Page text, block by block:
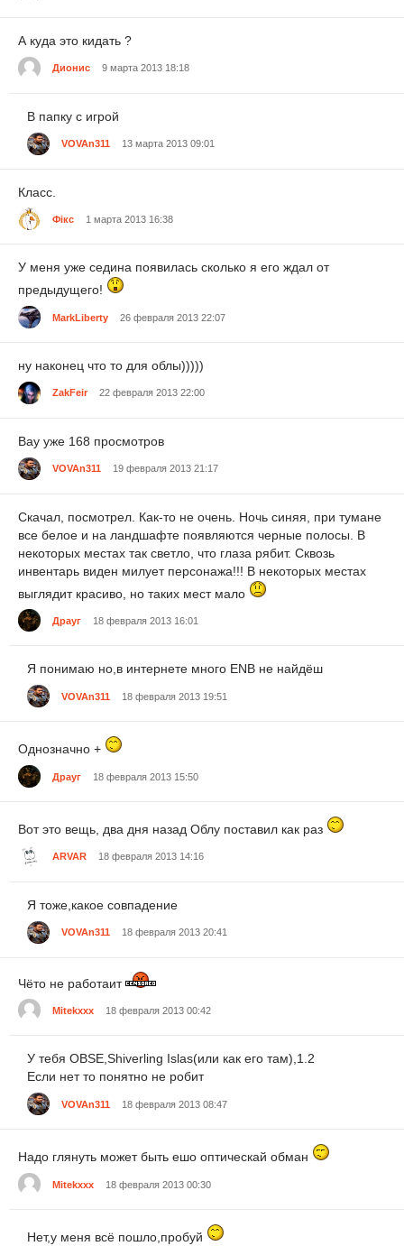
А куда это кидать ?
Дионис 9 марта 2013 18:18
В папку с игрой
VOVAn311 13 марта 2013 09:01
Класс.
Фiкс 1 марта 2013 16:38
У меня уже седина появилась сколько я его ждал от
предыдущего!
MarkLiberty 26 февраля 2013 22:07
ну наконец что то для облы)))))
ZakFeir 22 февраля 2013 22:00
Вау уже 168 просмотров
VOVAn311 19 февраля 2013 21:17
Скачал, посмотрел. Как-то не очень. Ночь синяя, при тумане
все белое и на ландшафте появляются черные полосы. В
некоторых местах так светло, что глаза рябит. Сквозь
инвентарь виден милует персонажа!!! В некоторых местах
выглядит красиво, но таких мест мало
Драуг 18 февраля 2013 16:01
Я понимаю но,в интернете много ENB не найдёш
VOVAn311 18 февраля 2013 19:51
Однозначно +
Драуг 18 февраля 2013 15:50
Вот это вещь, два дня назад Облу поставил как раз
ARVAR 18 февраля 2013 14:16
Я тоже,какое совпадение
VOVAn311 18 февраля 2013 20:41
Чёто не работаит
Mitekxxx 18 февраля 2013 00:42
У тебя OBSE,Shiverling Islas(или как его там),1.2
Если нет то понятно не робит
VOVAn311 18 февраля 2013 08:47
Надо глянуть может быть ешо оптическай обман
Mitekxxx 18 февраля 2013 00:30
Нет,у меня всё пошло,пробуй